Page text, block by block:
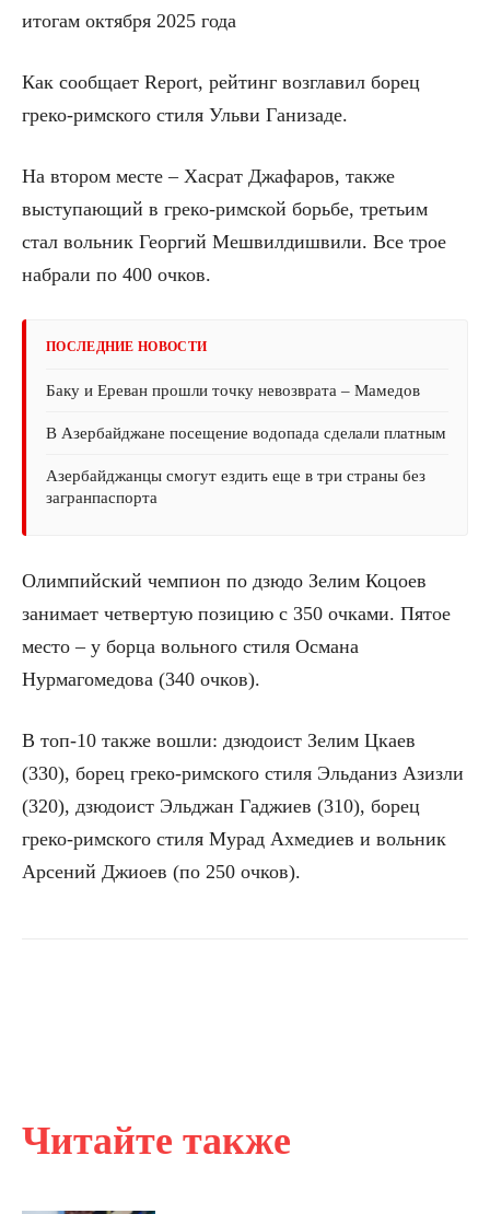
Читайте также
итогам октября 2025 года
Как сообщает Report, рейтинг возглавил борец
греко-римского стиля Ульви Ганизаде.
На втором месте – Хасрат Джафаров, также
выступающий в греко-римской борьбе, третьим
стал вольник Георгий Мешвилдишвили. Все трое
набрали по 400 очков.
ПОСЛЕДНИЕ НОВОСТИ
Баку и Ереван прошли точку невозврата – Мамедов
В Азербайджане посещение водопада сделали платным
Азербайджанцы смогут ездить еще в три страны без
загранпаспорта
Олимпийский чемпион по дзюдо Зелим Коцоев
занимает четвертую позицию с 350 очками. Пятое
место – у борца вольного стиля Османа
Нурмагомедова (340 очков).
В топ-10 также вошли: дзюдоист Зелим Цкаев
(330), борец греко-римского стиля Эльданиз Азизли
(320), дзюдоист Эльджан Гаджиев (310), борец
греко-римского стиля Мурад Ахмедиев и вольник
Арсений Джиоев (по 250 очков).